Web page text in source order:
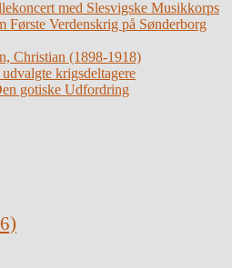
med Slesvigske Musikkorps
Første Verdenskrig på Sønderborg
Christian (1898-1918)
udvalgte krigsdeltagere
gotiske Udfordring